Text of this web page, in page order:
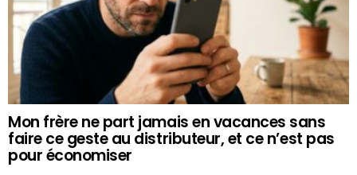
Mon frère ne part jamais en vacances sans
faire ce geste au distributeur, et ce n’est pas
pour économiser